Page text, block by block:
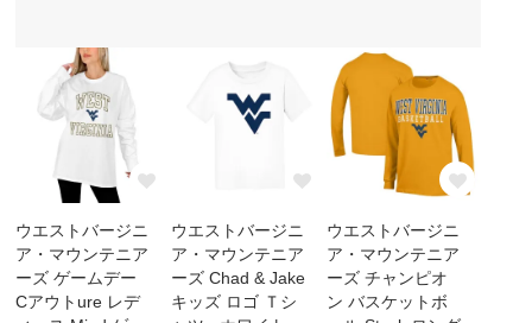
ウエストバージニ
ア・マウンテニア
ーズ ゲームデー
Cアウトure レデ
ウエストバージニ
ア・マウンテニア
ーズ Chad & Jake
キッズ ロゴ Ｔシ
ウエストバージニ
ア・マウンテニア
ーズ チャンピオ
ン バスケットボ